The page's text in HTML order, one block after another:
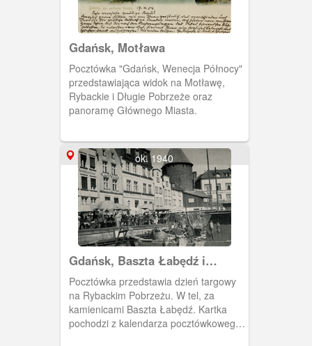
Gdańsk, Motława
Pocztówka "Gdańsk, Wenecja Północy"
przedstawiająca widok na Motławę,
Rybackie i Długie Pobrzeże oraz
panoramę Głównego Miasta.
ok. 1940
Gdańsk, Baszta Łabędź i
Rybackie Pobrzeże
Pocztówka przedstawia dzień targowy
na Rybackim Pobrzeżu. W tel, za
kamienicami Baszta Łabędź. Kartka
pochodzi z kalendarza pocztówkowego